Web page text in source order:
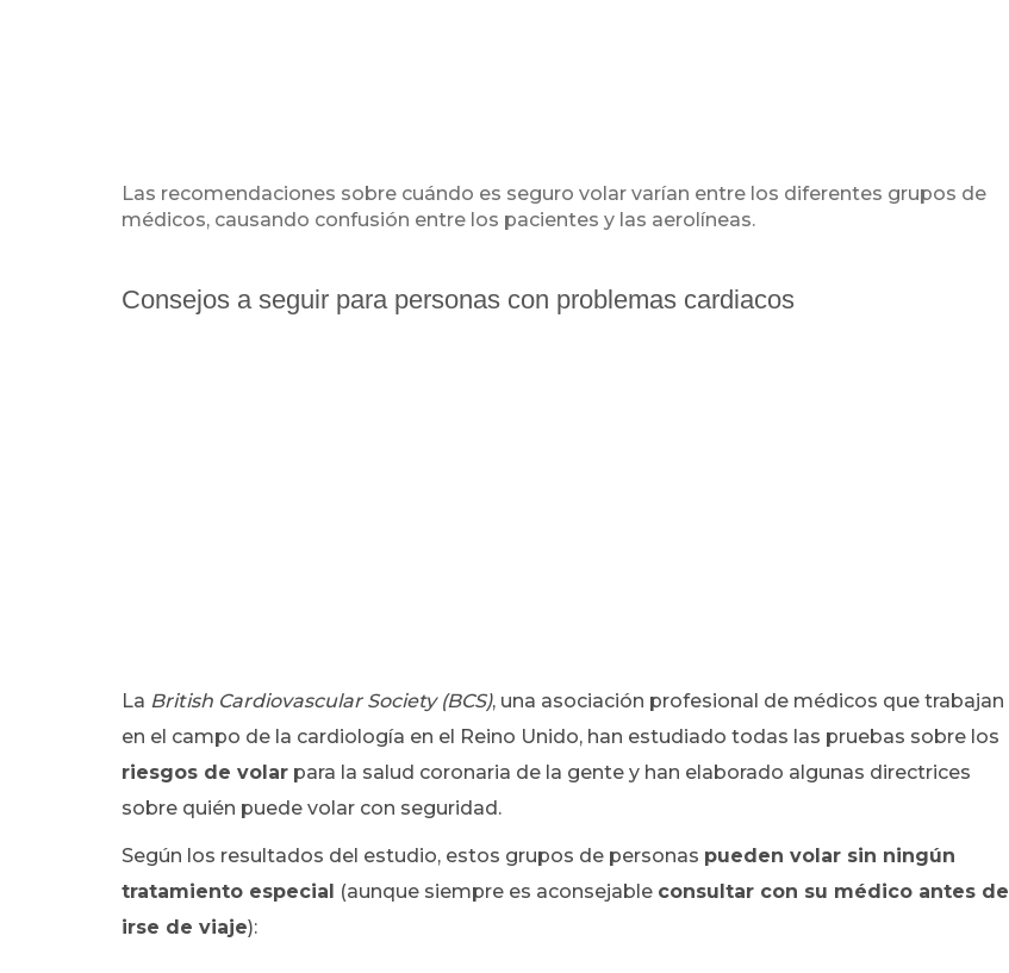
Las recomendaciones sobre cuándo es seguro volar varían entre los diferentes grupos de
médicos, causando confusión entre los pacientes y las aerolíneas.
Consejos a seguir para personas con problemas cardiacos
La British Cardiovascular Society (BCS), una asociación profesional de médicos que trabajan
en el campo de la cardiología en el Reino Unido, han estudiado todas las pruebas sobre los
riesgos de volar para la salud coronaria de la gente y han elaborado algunas directrices
sobre quién puede volar con seguridad.
Según los resultados del estudio, estos grupos de personas pueden volar sin ningún
tratamiento especial (aunque siempre es aconsejable consultar con su médico antes de
irse de viaje):